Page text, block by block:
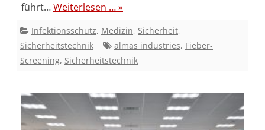
führt…Weiterlesen … »
Infektionsschutz, Medizin, Sicherheit,
Sicherheitstechnik
almas industries, Fieber-
Screening, Sicherheitstechnik